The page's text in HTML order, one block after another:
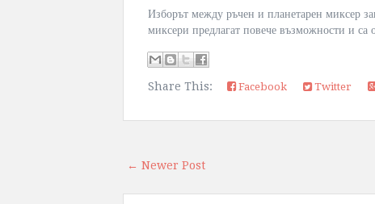
Изборът между ръчен и планетарен миксер
миксери предлагат повече възможности и са
Share This: Facebook Twitter
← Newer Post